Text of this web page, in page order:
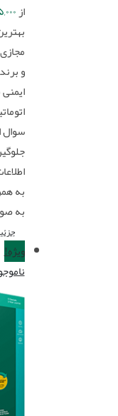
از
و
سوال
به
به
ویژه!